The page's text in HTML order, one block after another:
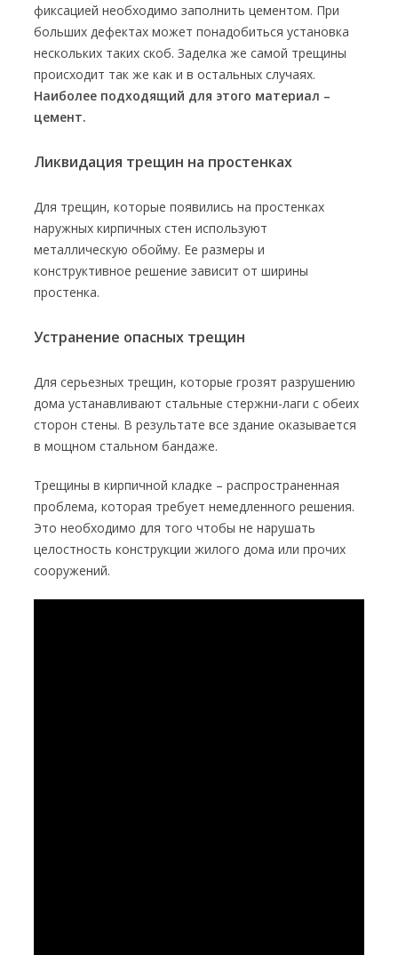
фиксацией необходимо заполнить цементом. При
больших дефектах может понадобиться установка
нескольких таких скоб. Заделка же самой трещины
происходит так же как и в остальных случаях.
Наиболее подходящий для этого материал –
цемент.
Ликвидация трещин на простенках
Для трещин, которые появились на простенках
наружных кирпичных стен используют
металлическую обойму. Ее размеры и
конструктивное решение зависит от ширины
простенка.
Устранение опасных трещин
Для серьезных трещин, которые грозят разрушению
дома устанавливают стальные стержни-лаги с обеих
сторон стены. В результате все здание оказывается
в мощном стальном бандаже.
Трещины в кирпичной кладке – распространенная
проблема, которая требует немедленного решения.
Это необходимо для того чтобы не нарушать
целостность конструкции жилого дома или прочих
сооружений.